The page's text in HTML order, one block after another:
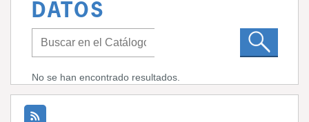
DATOS
No se han encontrado resultados.